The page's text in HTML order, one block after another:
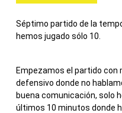
Séptimo partido de la
hemos jugado sólo 10.
Empezamos el partido con
defensivo donde no
buena comunicación, solo
últimos 10 minutos donde